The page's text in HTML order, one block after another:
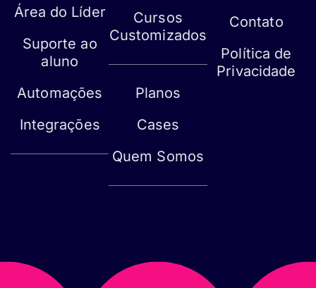
Área do Líder
Suporte ao
aluno
Automações
Integrações
Cursos
Customizados
Planos
Cases
Quem Somos
Contato
Política de
Privacidade